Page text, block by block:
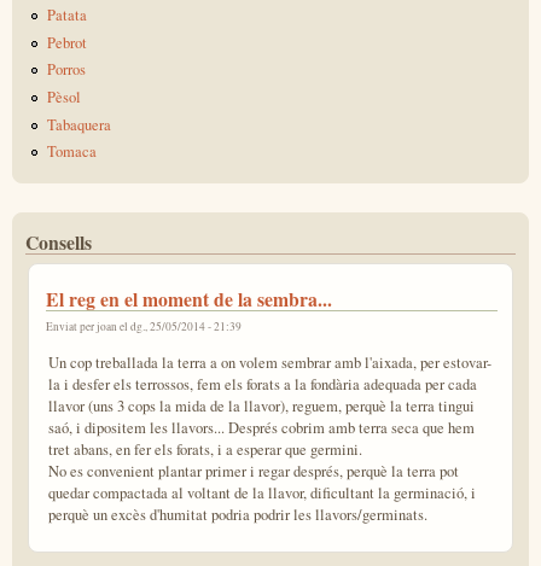
Patata
Pebrot
Porros
Pèsol
Tabaquera
Tomaca
Consells
El reg en el moment de la sembra...
Enviat perjoanel dg., 25/05/2014 - 21:39
Un cop treballada la terra a on volem sembrar amb l'aixada, per estovar-
la i desfer els terrossos, fem els forats a la fondària adequada per cada
llavor (uns 3 cops la mida de la llavor), reguem, perquè la terra tingui
saó, i dipositem les llavors... Després cobrim amb terra seca que hem
tret abans, en fer els forats, i a esperar que germini.
No es convenient plantar primer i regar després, perquè la terra pot
quedar compactada al voltant de la llavor, dificultant la germinació, i
perquè un excès d'humitat podria podrir les llavors/germinats.